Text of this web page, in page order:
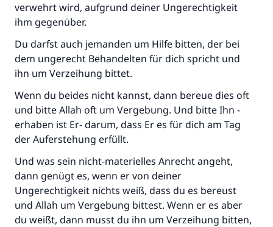
verwehrt wird, aufgrund deiner Ungerechtigkeit
ihm gegenüber.
Du darfst auch jemanden um Hilfe bitten, der bei
dem ungerecht Behandelten für dich spricht und
ihn um Verzeihung bittet.
Wenn du beides nicht kannst, dann bereue dies oft
und bitte Allah oft um Vergebung. Und bitte Ihn -
erhaben ist Er- darum, dass Er es für dich am Tag
der Auferstehung erfüllt.
Und was sein nicht-materielles Anrecht angeht,
dann genügt es, wenn er von deiner
Ungerechtigkeit nichts weiß, dass du es bereust
und Allah um Vergebung bittest. Wenn er es aber
du weißt, dann musst du ihn um Verzeihung bitten,